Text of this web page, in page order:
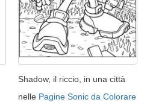
Shadow, il riccio, in una città
nelle Pagine Sonic da Colorare